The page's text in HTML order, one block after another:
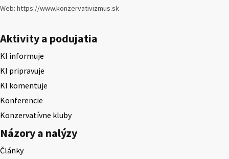
Web: https://www.konzervativizmus.sk
Aktivity a podujatia
KI informuje
KI pripravuje
KI komentuje
Konferencie
Konzervatívne kluby
Názory a nalýzy
Články